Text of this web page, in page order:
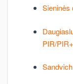
Sieninės
PIR/